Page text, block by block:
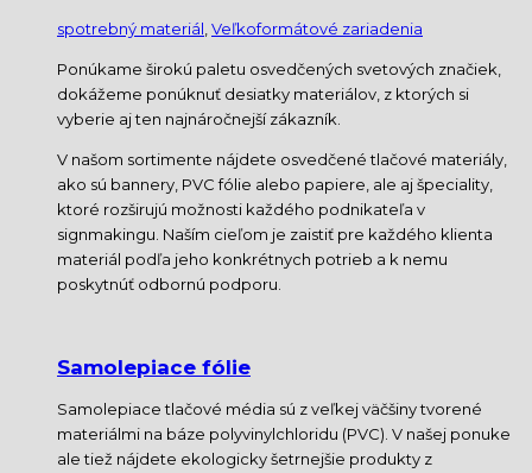
spotrebný materiál Veľkoformátové zariadenia
Ponúkame širokú paletu osvedčených svetových značiek,
dokážeme ponúknuť desiatky materiálov, z ktorých si
vyberie aj ten najnáročnejší zákazník.
V našom sortimente nájdete osvedčené tlačové materiály,
ako sú bannery, PVC fólie alebo papiere, ale aj špeciality,
ktoré rozširujú možnosti každého podnikateľa v
signmakingu. Naším cieľom je zaistiť pre každého klienta
materiál podľa jeho konkrétnych potrieb a k nemu
poskytnúť odbornú podporu.
Samolepiace fólie
Samolepiace tlačové média sú z veľkej väčšiny tvorené
materiálmi na báze polyvinylchloridu (PVC). V našej ponuke
ale tiež nájdete ekologicky šetrnejšie produkty z